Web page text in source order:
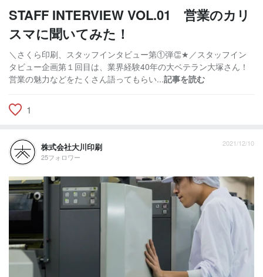
STAFF INTERVIEW VOL.01 営業のカリ
スマに聞いてみた！
＼さくら印刷、スタッフインタビュー第①弾👏★／スタッフイン
タビュー企画第１回目は、業界経験40年の大ベテラン大塚さん！
営業の魅力などをたくさん語ってもらい...記事を読む
1
株式会社大川印刷
25フォロワー
2021/12/10